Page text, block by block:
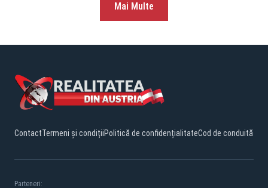
Mai Multe
ContactTermeni și condițiiPolitică de confidențialitateCod de conduită
Parteneri: